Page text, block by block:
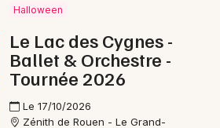
Halloween
Le Lac des Cygnes -
Ballet & Orchestre -
Tournée 2026
Le 17/10/2026
Zénith de Rouen - Le Grand-